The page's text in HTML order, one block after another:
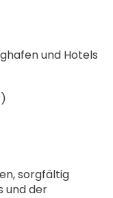
und Hotels
sorgfältig
und der